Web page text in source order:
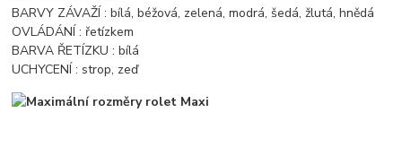
BARVY ZÁVAŽÍ : bílá, béžová, zelená, modrá, šedá, žlutá, hnědá
OVLÁDÁNÍ : řetízkem
BARVA ŘETÍZKU : bílá
UCHYCENÍ : strop, zeď